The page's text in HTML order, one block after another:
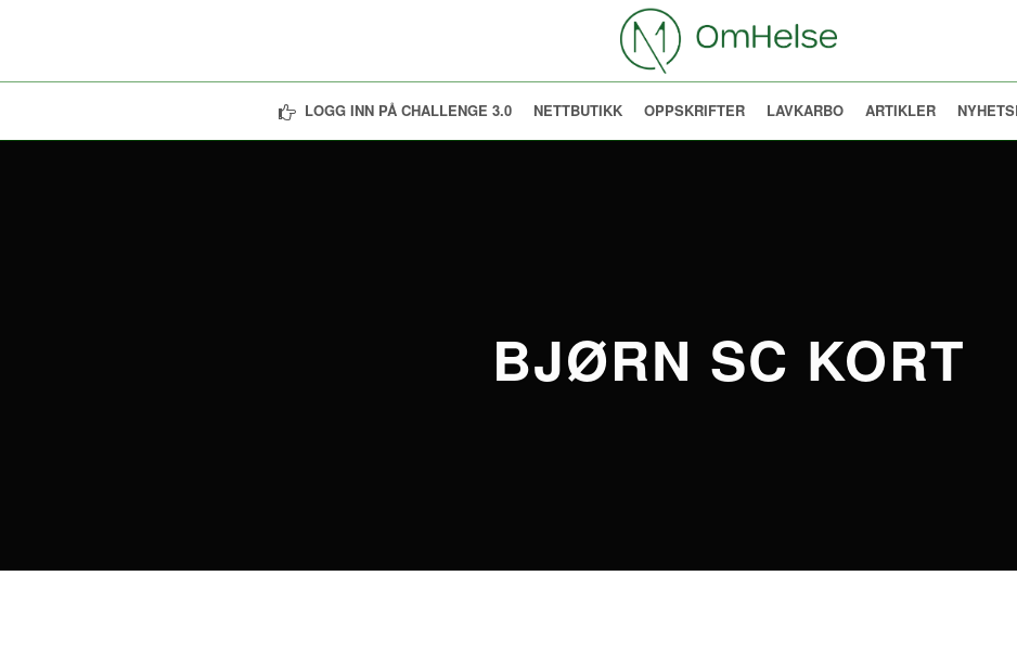
LOGG INN PÅ CHALLENGE 3.0 NETTBUTIKK OPPSKRIFTER LAVKARBO ARTIKLER
BJØRN SC KORT